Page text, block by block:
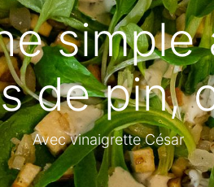
de pin,
Avec vinaigrette César